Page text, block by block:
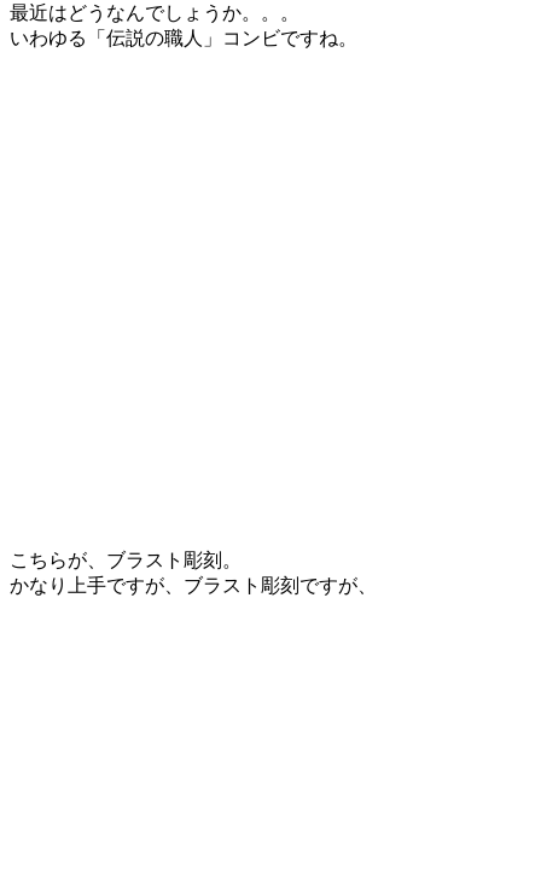
最近はどうなんでしょうか。。。
いわゆる「伝説の職人」コンビですね。
こちらが、ブラスト彫刻。
かなり上手ですが、ブラスト彫刻ですが、